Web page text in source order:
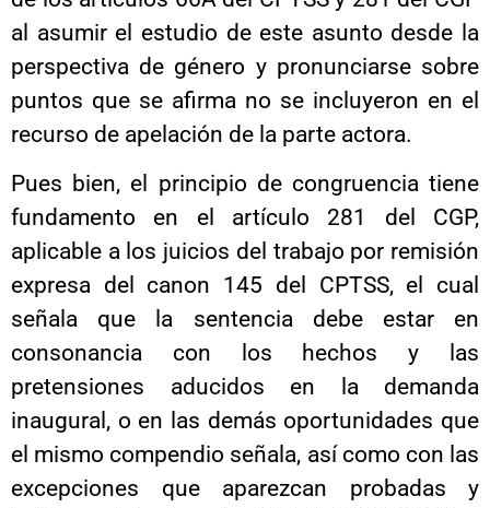
al asumir el estudio de este asunto desde la
perspectiva de género y pronunciarse sobre
puntos que se afirma no se incluyeron en el
recurso de apelación de la parte actora.
Pues bien, el principio de congruencia tiene
fundamento en el artículo 281 del CGP,
aplicable a los juicios del trabajo por remisión
expresa del canon 145 del CPTSS, el cual
señala que la sentencia debe estar en
consonancia con los hechos y las
pretensiones aducidos en la demanda
inaugural, o en las demás oportunidades que
el mismo compendio señala, así como con las
excepciones que aparezcan probadas y